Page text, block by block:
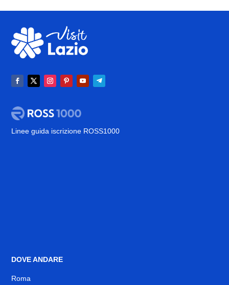
Linee guida iscrizione ROSS1000
DOVE ANDARE
Roma